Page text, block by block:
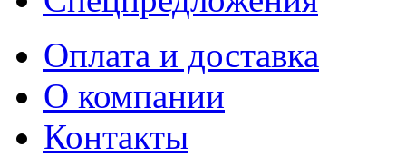
Оплата и доставка
О компании
Контакты